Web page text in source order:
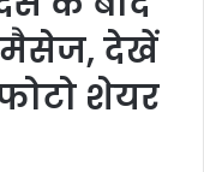
देखें
शेयर